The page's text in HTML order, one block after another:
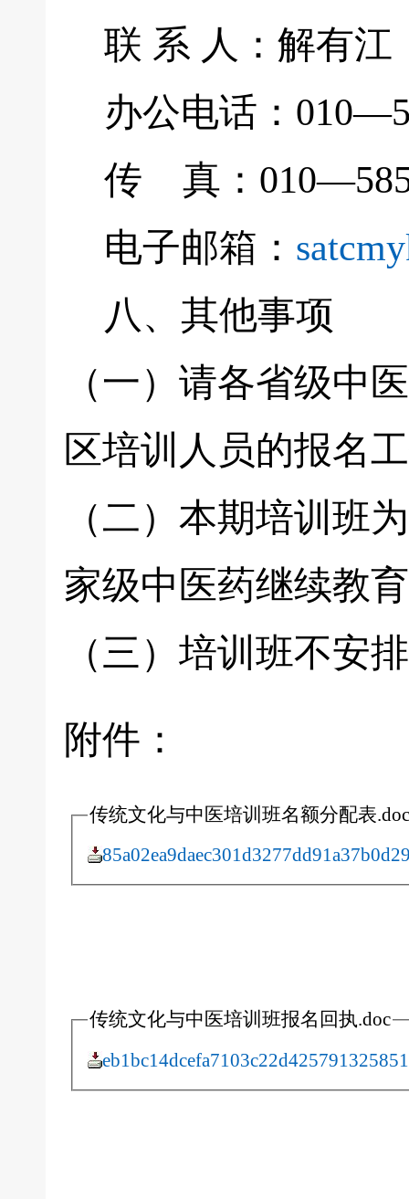
联 系 人：解有江
办公电话：
传 真：
电子邮箱：
八、其他事项
（一）请各省级中
区培训人员的报名
（二）本期培训班
家级中医药继续教
（三）培训班不安
附件：
传统文化与中医培训班名额分配表.doc
传统文化与中医培训班报名回执.doc